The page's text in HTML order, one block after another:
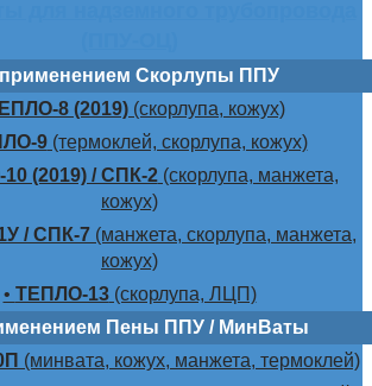
Скорлупы ППУ
8 (2019) (скорлупа, кожух)
9(термоклей, скорлупа, кожух)
(2019) / СПК-2(скорлупа, манжета,
кожух)
/ СПК-7 (манжета, скорлупа, манжета,
кожух)
• ТЕПЛО-13(скорлупа, ЛЦП)
Пены ППУ / МинВаты
(минвата, кожух, манжета, термоклей)